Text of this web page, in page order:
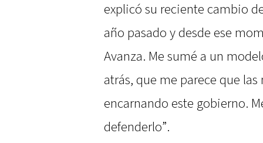
explicó su reciente cambio
año pasado y desde ese
Avanza. Me sumé a un
atrás, que me parece que
encarnando este gobierno.
defenderlo”.